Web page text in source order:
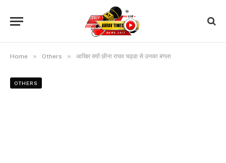
Home » Others » आखिर क्यों छीना राघव चड्डा से उनका बंगला
OTHERS